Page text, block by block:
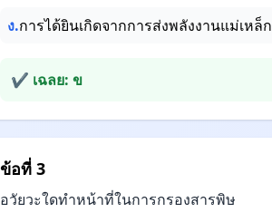
ง.การได้ยินเกิดจากการส่งพลังงานแม่เหล็ก
✔ เฉลย: ข
ข้อที่ 3
อวัยวะใดทำหน้าที่ในการกรองสารพิษ